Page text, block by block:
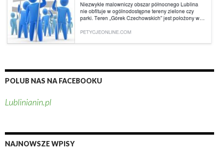
POLUB NAS NA FACEBOOKU
Lublinianin.pl
NAJNOWSZE WPISY